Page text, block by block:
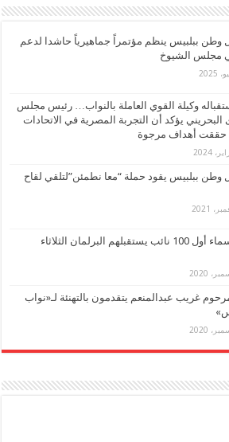
وطن ببلبيس ينظم مؤتمراً جماهيرياً حاشدا لدعم
مجلس الشيوخ
وكيلة القوي العاملة بالنواب… رئيس مجلس
البحريني يؤكد أن التجربة المصرية في الاتحادات
حققت أهداف مرجوة
وطن ببلبيس يقود حملة “معا نطمئن”لتلقي لقاح
ننشر أسماء أول 100 نائب يستقبلهم البرلمان الثلاثاء
غريب عبدالمنعم يتقدمون بالتهنئة لـ«نواب